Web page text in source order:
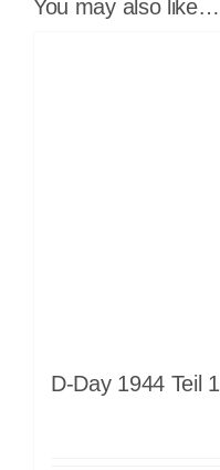
You may also like…
D-Day 1944 Teil 1